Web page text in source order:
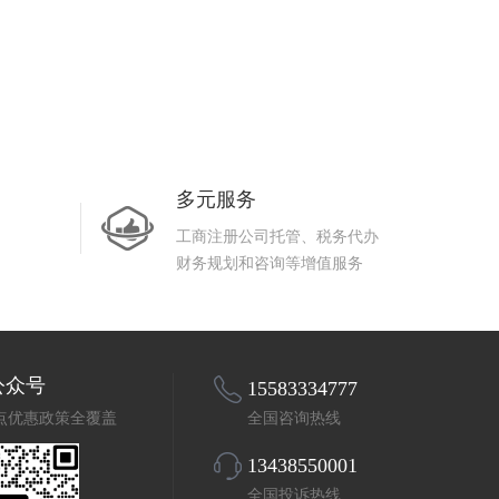
多元服务
工商注册公司托管、税务代办
财务规划和咨询等增值服务
众号
优惠政策全覆盖
15583334777
全国咨询热线
13438550001
全国投诉热线